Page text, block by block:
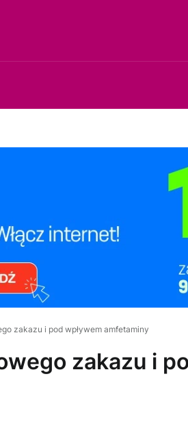
zakazu i pod wpływem amfetaminy
zakazu i